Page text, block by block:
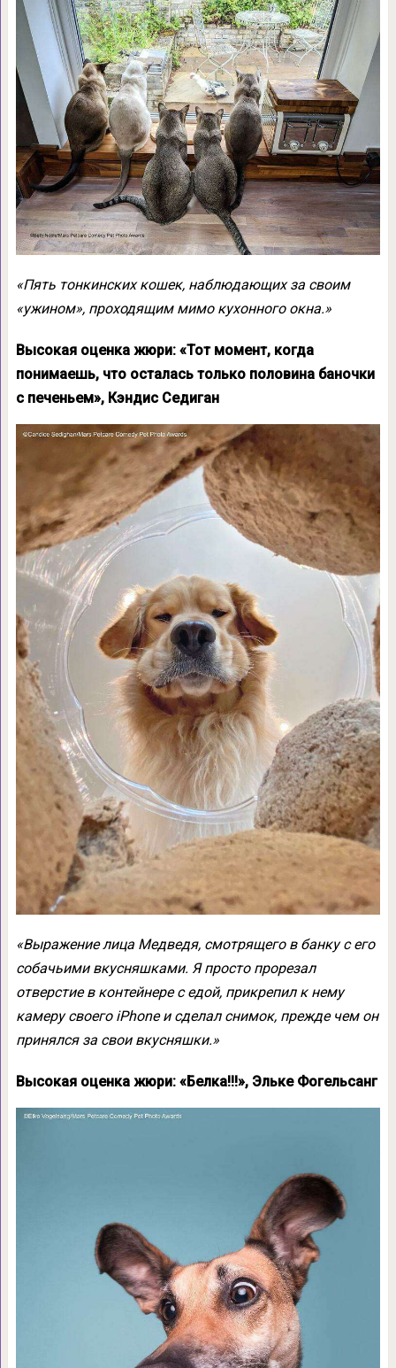
«Пять тонкинских кошек, наблюдающих за своим
«ужином», проходящим мимо кухонного окна.»
Высокая оценка жюри: «Тот момент, когда
понимаешь, что осталась только половина баночки
с печеньем», Кэндис Седиган
«Выражение лица Медведя, смотрящего в банку с его
собачьими вкусняшками. Я просто прорезал
отверстие в контейнере с едой, прикрепил к нему
камеру своего iPhone и сделал снимок, прежде чем он
принялся за свои вкусняшки.»
Высокая оценка жюри: «Белка!!!», Эльке Фогельсанг